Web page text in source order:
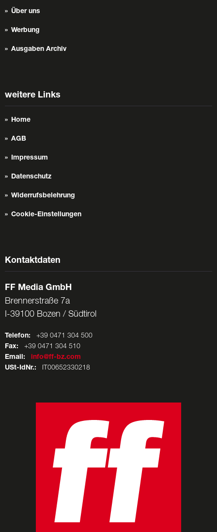
Über uns
Werbung
Ausgaben Archiv
weitere Links
Home
AGB
Impressum
Datenschutz
Widerrufsbelehrung
Cookie-Einstellungen
Kontaktdaten
FF Media GmbH
Brennerstraße 7a
I-39100 Bozen / Südtirol
Telefon: +39 0471 304 500
Fax: +39 0471 304 510
Email:
info@ff-bz.com
USt-IdNr.: IT00652330218